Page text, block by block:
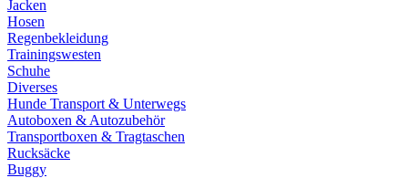
Jacken
Hosen
Regenbekleidung
Trainingswesten
Schuhe
Diverses
Hunde Transport & Unterwegs
Autoboxen & Autozubehör
Transportboxen & Tragtaschen
Rucksäcke
Buggy